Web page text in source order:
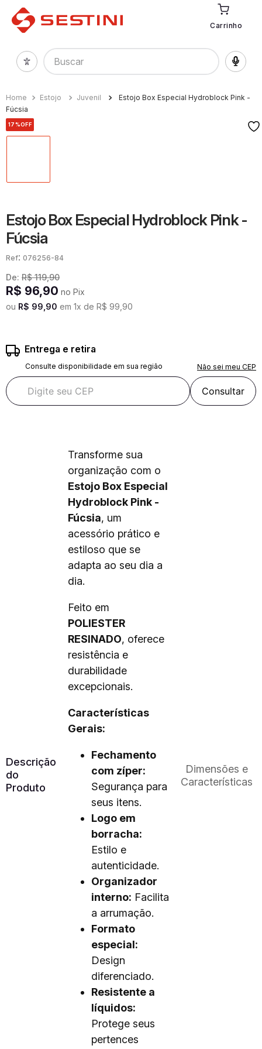
Carrinho
Buscar
Estojo Juvenil
Estojo Box Especial Hydroblock Pink -
Fúcsia
17%OFF
Estojo Box Especial Hydroblock Pink -
Fúcsia
: 076256-84
De: R$ 119,90
R$ 96,90 no Pix
ou R$ 99 90 em 1x de R$ 99 90
Entrega e retira
Consulte disponibilidade em sua região Não sei meu CEP
Consultar
Descrição
do
Produto
Transforme sua
organização com o
Estojo Box Especial
Hydroblock Pink -
Fúcsia, um
acessório prático e
estiloso que se
adapta ao seu dia a
dia.
Feito em
POLIESTER
RESINADO, oferece
resistência e
durabilidade
excepcionais.
Características
Gerais:
Fechamento
com zíper:
Segurança para
seus itens.
Logo em
borracha:
Estilo e
autenticidade.
Organizador
interno: Facilita
a arrumação.
Formato
especial:
Design
diferenciado.
Resistente a
líquidos:
Protege seus
pertences
Dimensões e
Características